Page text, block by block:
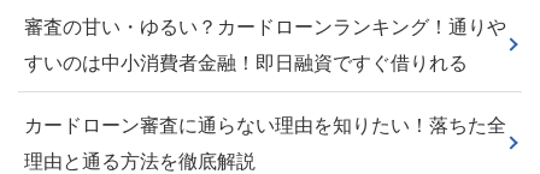
審査の甘い・ゆるい？カードローンランキング！通りや
すいのは中小消費者金融！即日融資ですぐ借りれる
カードローン審査に通らない理由を知りたい！落ちた全
理由と通る方法を徹底解説